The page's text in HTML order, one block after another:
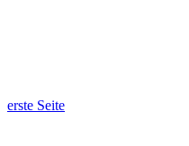
erste Seite